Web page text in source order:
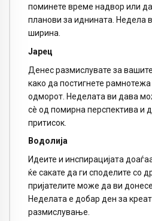
поминете време надвор или
планови за иднината. Недела
ширина.
Јарец
Денес размислувате за
како да постигнете
одморот. Неделата ви дава
сè од помирна перспектива и
притисок.
Водолија
Идеите и инспирацијата
ќе сакате да ги споделите со
пријателите може да ви
Неделата е добар ден за
размислување.